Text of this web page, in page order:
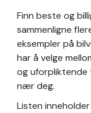
Finn beste og
sammenligne
eksempler på
har å velge
og uforpliktende
nær deg.
Listen